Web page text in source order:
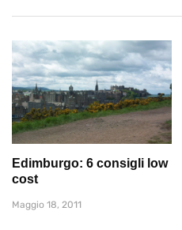
Edimburgo: 6 consigli low
cost
Maggio 18, 2011